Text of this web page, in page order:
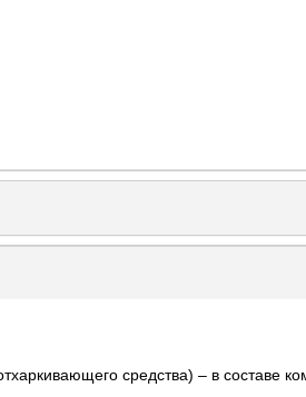
средства) – в составе